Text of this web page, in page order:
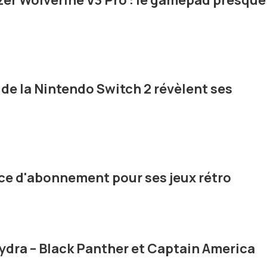
la Nintendo Switch 2 révèlent ses
d'abonnement pour ses jeux rétro
– Black Panther et Captain America